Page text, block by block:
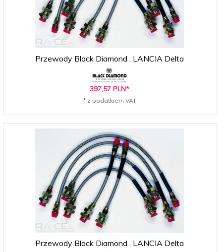
Przewody Black Diamond , LANCIA Delta
397,57 PLN*
* z podatkiem VAT
Przewody Black Diamond , LANCIA Delta